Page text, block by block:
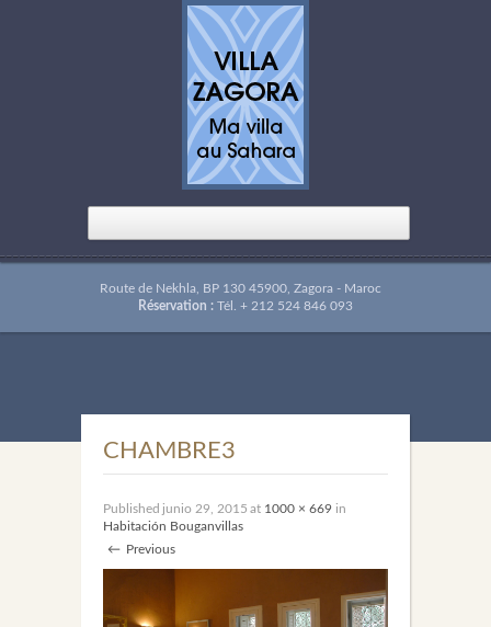
Route de Nekhla, BP 130 45900, Zagora - Maroc
Réservation : Tél. + 212 524 846 093
CHAMBRE3
Published junio 29, 2015 at 1000 × 669 in
Habitación Bouganvillas
← Previous